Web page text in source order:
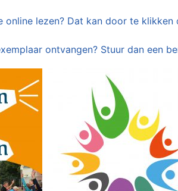
online lezen? Dat kan door te klikken
ontvangen? Stuur dan een